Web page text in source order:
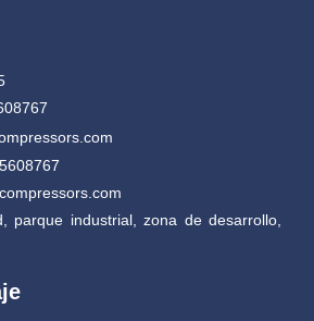
parque industrial, zona de desarrollo,